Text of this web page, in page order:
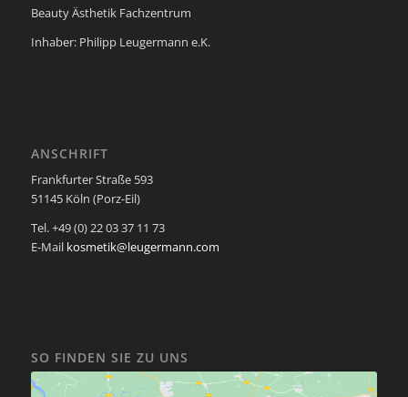
Beauty Ästhetik Fachzentrum
Inhaber: Philipp Leugermann e.K.
ANSCHRIFT
Frankfurter Straße 593
51145 Köln (Porz-Eil)
Tel. +49 (0) 22 03 37 11 73
E-Mail kosmetik@leugermann.com
SO FINDEN SIE ZU UNS